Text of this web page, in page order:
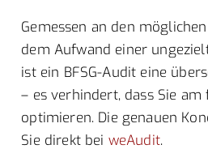
Gemessen an den
dem Aufwand einer
ist ein BFSG-Audit eine
– es verhindert, dass Sie am
optimieren. Die genauen
Sie direkt bei weAudit.